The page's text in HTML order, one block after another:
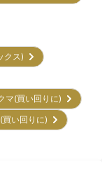
クス)
マ(買い回りに)
(買い回りに)